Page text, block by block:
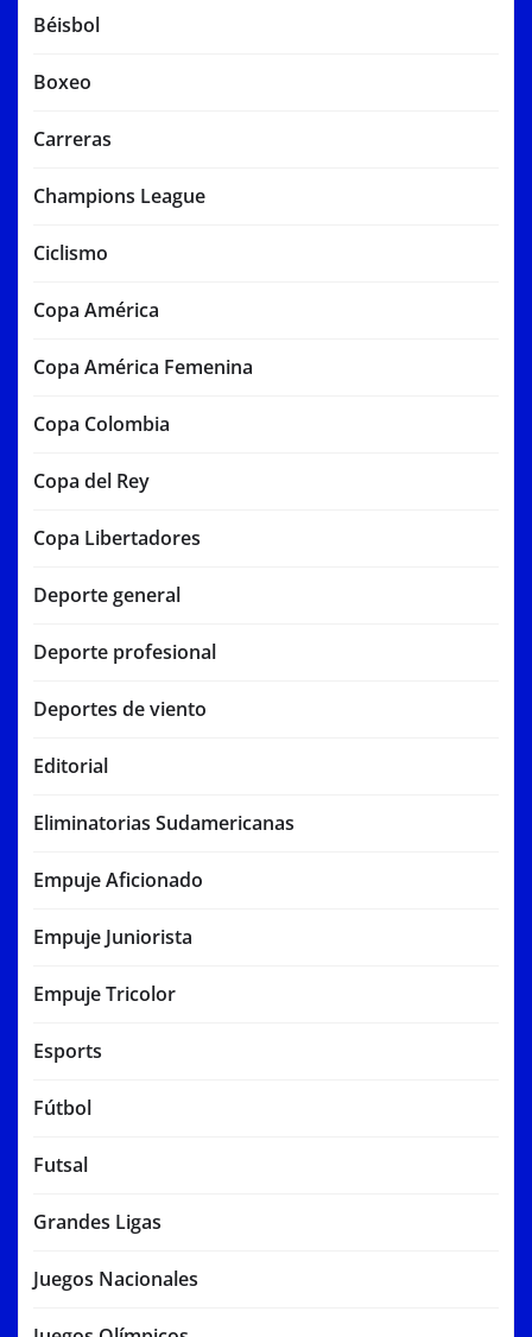
Béisbol
Boxeo
Carreras
Champions League
Ciclismo
Copa América
Copa América Femenina
Copa Colombia
Copa del Rey
Copa Libertadores
Deporte general
Deporte profesional
Deportes de viento
Editorial
Eliminatorias Sudamericanas
Empuje Aficionado
Empuje Juniorista
Empuje Tricolor
Esports
Fútbol
Futsal
Grandes Ligas
Juegos Nacionales